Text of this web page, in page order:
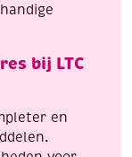
bij LTC
en